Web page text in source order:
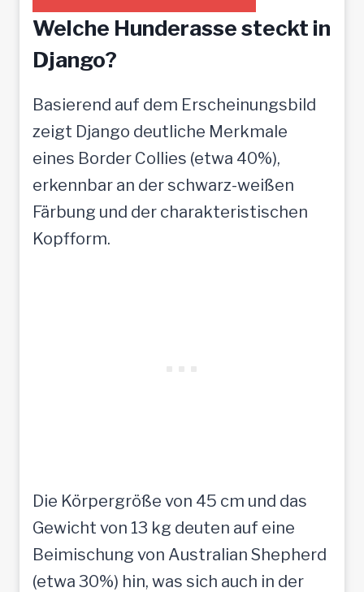
Welche Hunderasse steckt in
Django?
Basierend auf dem Erscheinungsbild
zeigt Django deutliche Merkmale
eines Border Collies (etwa 40%),
erkennbar an der schwarz-weißen
Färbung und der charakteristischen
Kopfform.
Die Körpergröße von 45 cm und das
Gewicht von 13 kg deuten auf eine
Beimischung von Australian Shepherd
(etwa 30%) hin, was sich auch in der